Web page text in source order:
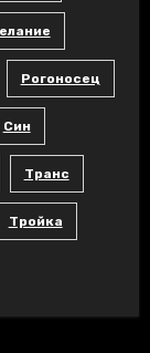
Рогоносец
Син
Транс
Тройка